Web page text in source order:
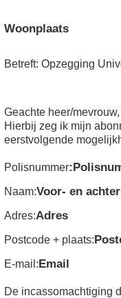
Woonplaats
Betreft: Opzegging
Geachte heer/mevrouw,
Hierbij zeg ik mijn
eerstvolgende
Polisnummer
Naam:Voor- en
Adres:Adres
Postcode + plaats:
E-mail:Email
De incassomachtiging